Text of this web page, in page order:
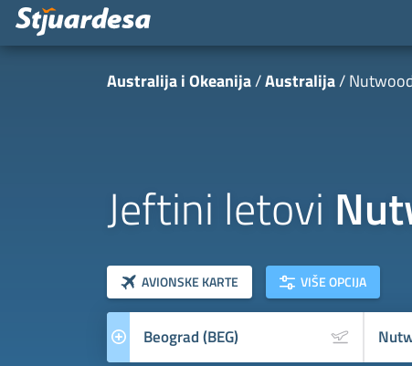
Australija i Okeanija Australija
Jeftini letovi
AVIONSKE KARTE Prevoznik
klasa letova
VIŠE OPCIJA